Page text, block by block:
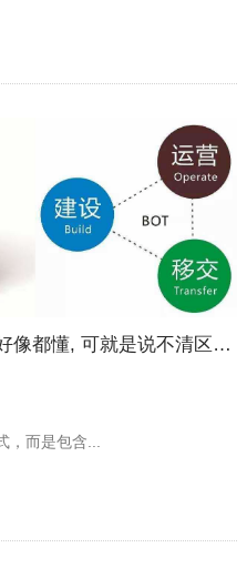
【知识点】BOT和PPP, 看着好像都懂, 可就是说不清区别?
，而是包含...